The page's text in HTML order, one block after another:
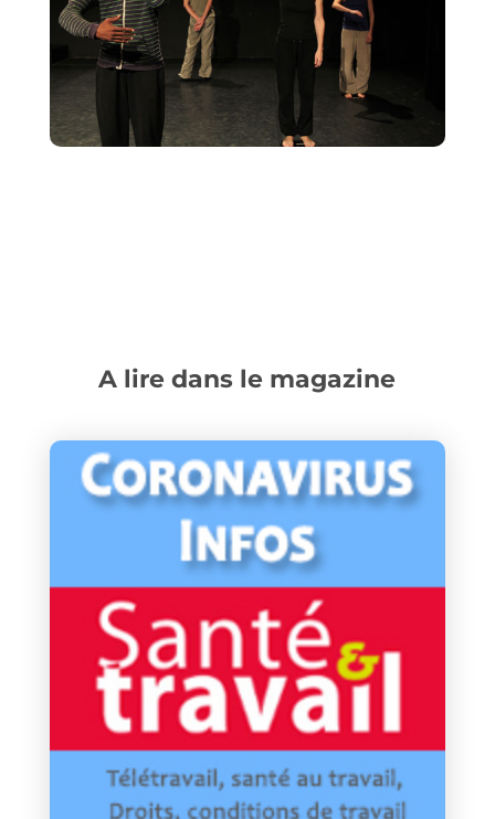
A lire dans le magazine